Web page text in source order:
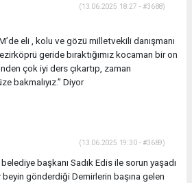
(13.06.2025 18:27 - #3688)
eli , kolu ve gözü milletvekili danışmanı
geride bıraktığımız kocaman bir on
çok iyi ders çıkartıp, zaman
bakmalıyız.” Diyor
(13.06.2025 19:30 - #3689)
başkanı Sadık Edis ile sorun yaşadı
gönderdiği Demirlerin başına gelen